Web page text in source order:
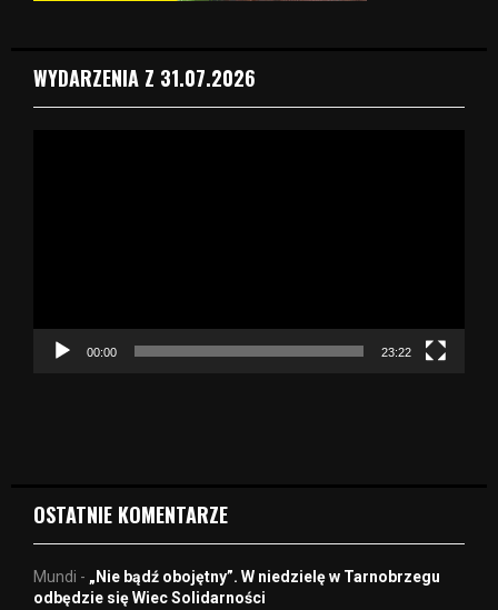
WYDARZENIA Z 31.07.2026
c
00:00 23:22
OSTATNIE KOMENTARZE
Mundi - „Nie bądź obojętny”. W niedzielę w Tarnobrzegu
odbędzie się Wiec Solidarności